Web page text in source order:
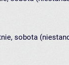
sobota